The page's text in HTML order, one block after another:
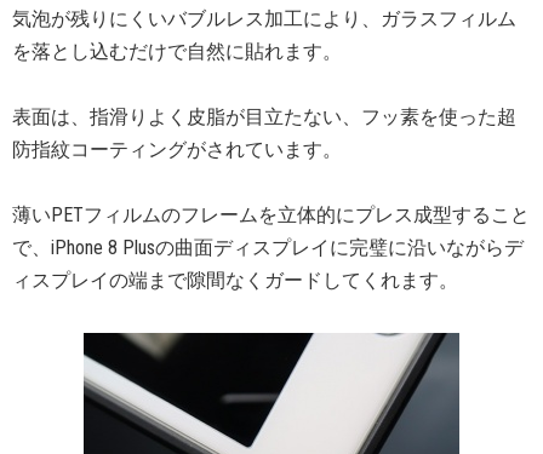
気泡が残りにくいバブルレス加工により、ガラスフィルム
を落とし込むだけで自然に貼れます。
表面は、指滑りよく皮脂が目立たない、フッ素を使った超
防指紋コーティングがされています。
薄いPETフィルムのフレームを立体的にプレス成型すること
で、iPhone 8 Plusの曲面ディスプレイに完璧に沿いながらデ
ィスプレイの端まで隙間なくガードしてくれます。